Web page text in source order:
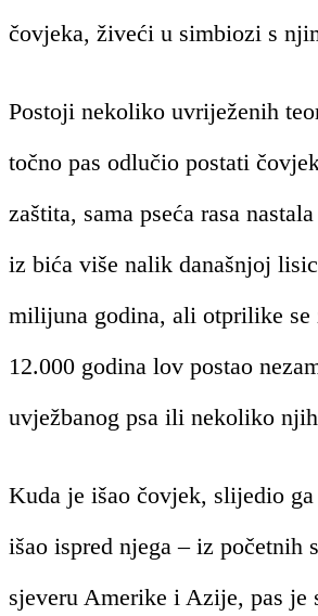
čovjeka, živeći u simbiozi s
Postoji nekoliko uvriježenih
točno pas odlučio postati
zaštita, sama pseća rasa
iz bića više nalik današnjoj
milijuna godina, ali otprilike se
12.000 godina lov postao
uvježbanog psa ili nekoliko
Kuda je išao čovjek, slijedio
išao ispred njega – iz početnih
sjeveru Amerike i Azije, pas je